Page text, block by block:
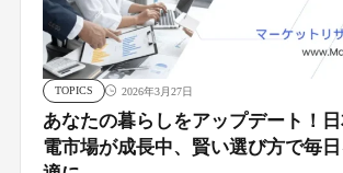
TOPICS 2026年3月27日
あなたの暮らしをアップデート！
電市場が成長中、賢い選び方で毎